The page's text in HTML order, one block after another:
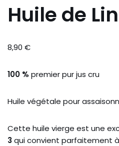
Huile de
8,90 €
100 % premier pur jus cru
Huile végétale pour
Cette huile vierge est une
3 qui convient parfaitement